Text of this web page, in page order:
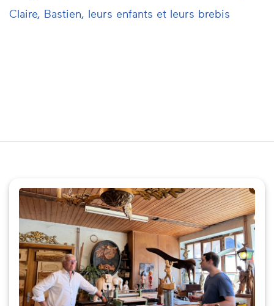
Claire, Bastien, leurs enfants et leurs brebis